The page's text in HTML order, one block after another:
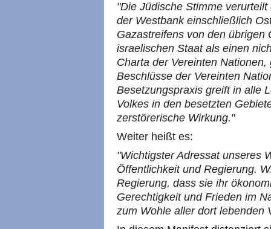
"Die Jüdische Stimme
der Westbank einschließlich
Gazastreifens von den übrigen
israelischen Staat als einen
Charta der Vereinten
Beschlüsse der Vereinten
Besetzungspraxis greift in alle
Volkes in den besetzten
zerstörerische Wirkung."
Weiter heißt es:
"Wichtigster Adressat unseres
Öffentlichkeit und Regierung.
Regierung, dass sie ihr
Gerechtigkeit und Frieden im
zum Wohle aller dort lebenden